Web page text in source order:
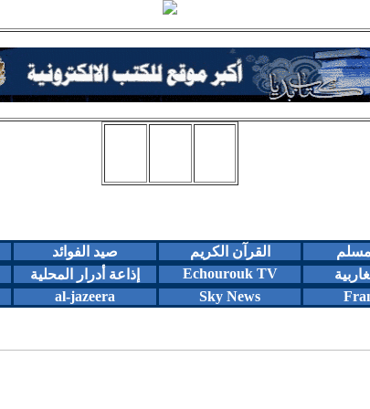
القرآن الكريم صيد الفوائد
Echourouk TV إذاعة أدرار المحلية
Sky News
al-jazeera